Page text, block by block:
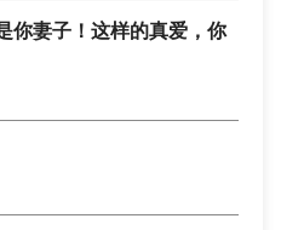
你妻子！这样的真爱，你